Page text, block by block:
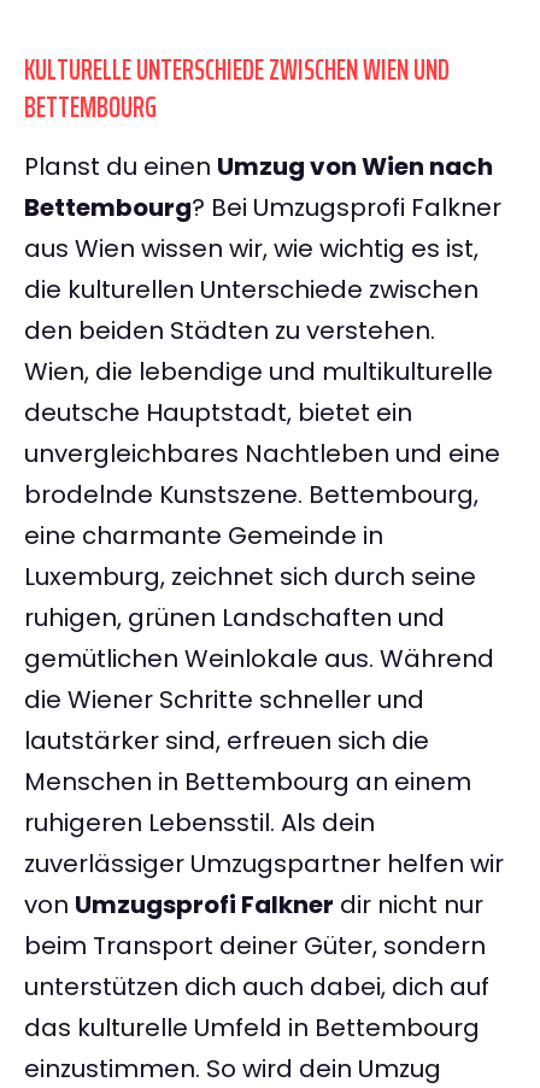
KULTURELLE UNTERSCHIEDE ZWISCHEN WIEN UND
BETTEMBOURG
Planst du einen Umzug von Wien nach
Bettembourg? Bei Umzugsprofi Falkner
aus Wien wissen wir, wie wichtig es ist,
die kulturellen Unterschiede zwischen
den beiden Städten zu verstehen.
Wien, die lebendige und multikulturelle
deutsche Hauptstadt, bietet ein
unvergleichbares Nachtleben und eine
brodelnde Kunstszene. Bettembourg,
eine charmante Gemeinde in
Luxemburg, zeichnet sich durch seine
ruhigen, grünen Landschaften und
gemütlichen Weinlokale aus. Während
die Wiener Schritte schneller und
lautstärker sind, erfreuen sich die
Menschen in Bettembourg an einem
ruhigeren Lebensstil. Als dein
zuverlässiger Umzugspartner helfen wir
von Umzugsprofi Falkner dir nicht nur
beim Transport deiner Güter, sondern
unterstützen dich auch dabei, dich auf
das kulturelle Umfeld in Bettembourg
einzustimmen. So wird dein Umzug